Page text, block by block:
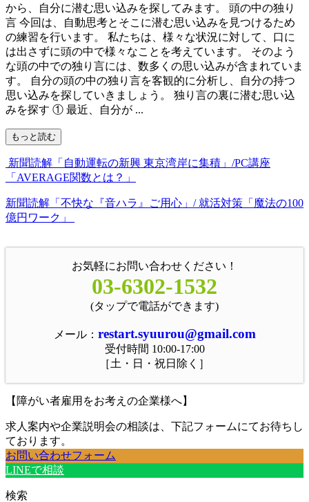
から、自分に潜む思い込みを探してみます。 頭の中の独り
言 今回は、自動思考とそこに潜む思い込みを見つけるため
の練習を行います。 私たちは、様々な状況に対して、口に
は出さずに頭の中で様々なことを考えています。 そのよう
な頭の中での独り言には、数多くの思い込みが含まれていま
す。 自分の頭の中の独り言を客観的に分析し、自分の持つ
思い込みを探していきましょう。 独り言の裏に潜む思い込
みを探す ① 最近、自分が ...
もっと読む
新聞読解「自動運転の新興 東京湾岸に集積」/PC講座
「AVERAGE関数とは？」
新聞読解「不快な『音ハラ』ご用心」/ 就活対策「魔法の100
億円ワーク」
お気軽にお問い合わせください！
03-6302-1532
(タップで電話ができます)
メール： restart.syuurou@gmail.com
受付時間 10:00-17:00
［土・日・祝日除く］
【障がい者雇用をお考えの企業様へ】
求人案内や企業説明会の相談は、下記フォームにてお待ちし
ております。
お問い合わせフォーム
LINEで相談
検索